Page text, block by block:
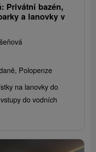
Privátní bazén,
a lanovky v
Polopenze
na lanovky do
do vodních